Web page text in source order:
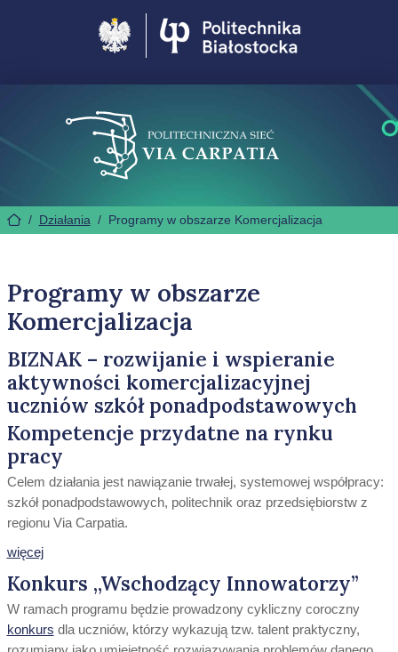
/ Działania/ Programy w obszarze Komercjalizacja
Programy w obszarze
Komercjalizacja
BIZNAK – rozwijanie i wspieranie
aktywności komercjalizacyjnej
uczniów szkół ponadpodstawowych
Kompetencje przydatne na rynku
pracy
Celem działania jest nawiązanie trwałej, systemowej współpracy:
szkół ponadpodstawowych, politechnik oraz przedsiębiorstw z
regionu Via Carpatia.
więcej
Konkurs „Wschodzący Innowatorzy”
W ramach programu będzie prowadzony cykliczny coroczny
konkurs dla uczniów, którzy wykazują tzw. talent praktyczny,